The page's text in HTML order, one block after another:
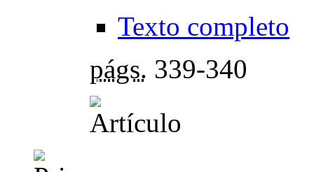
Texto completo
págs. 339-340